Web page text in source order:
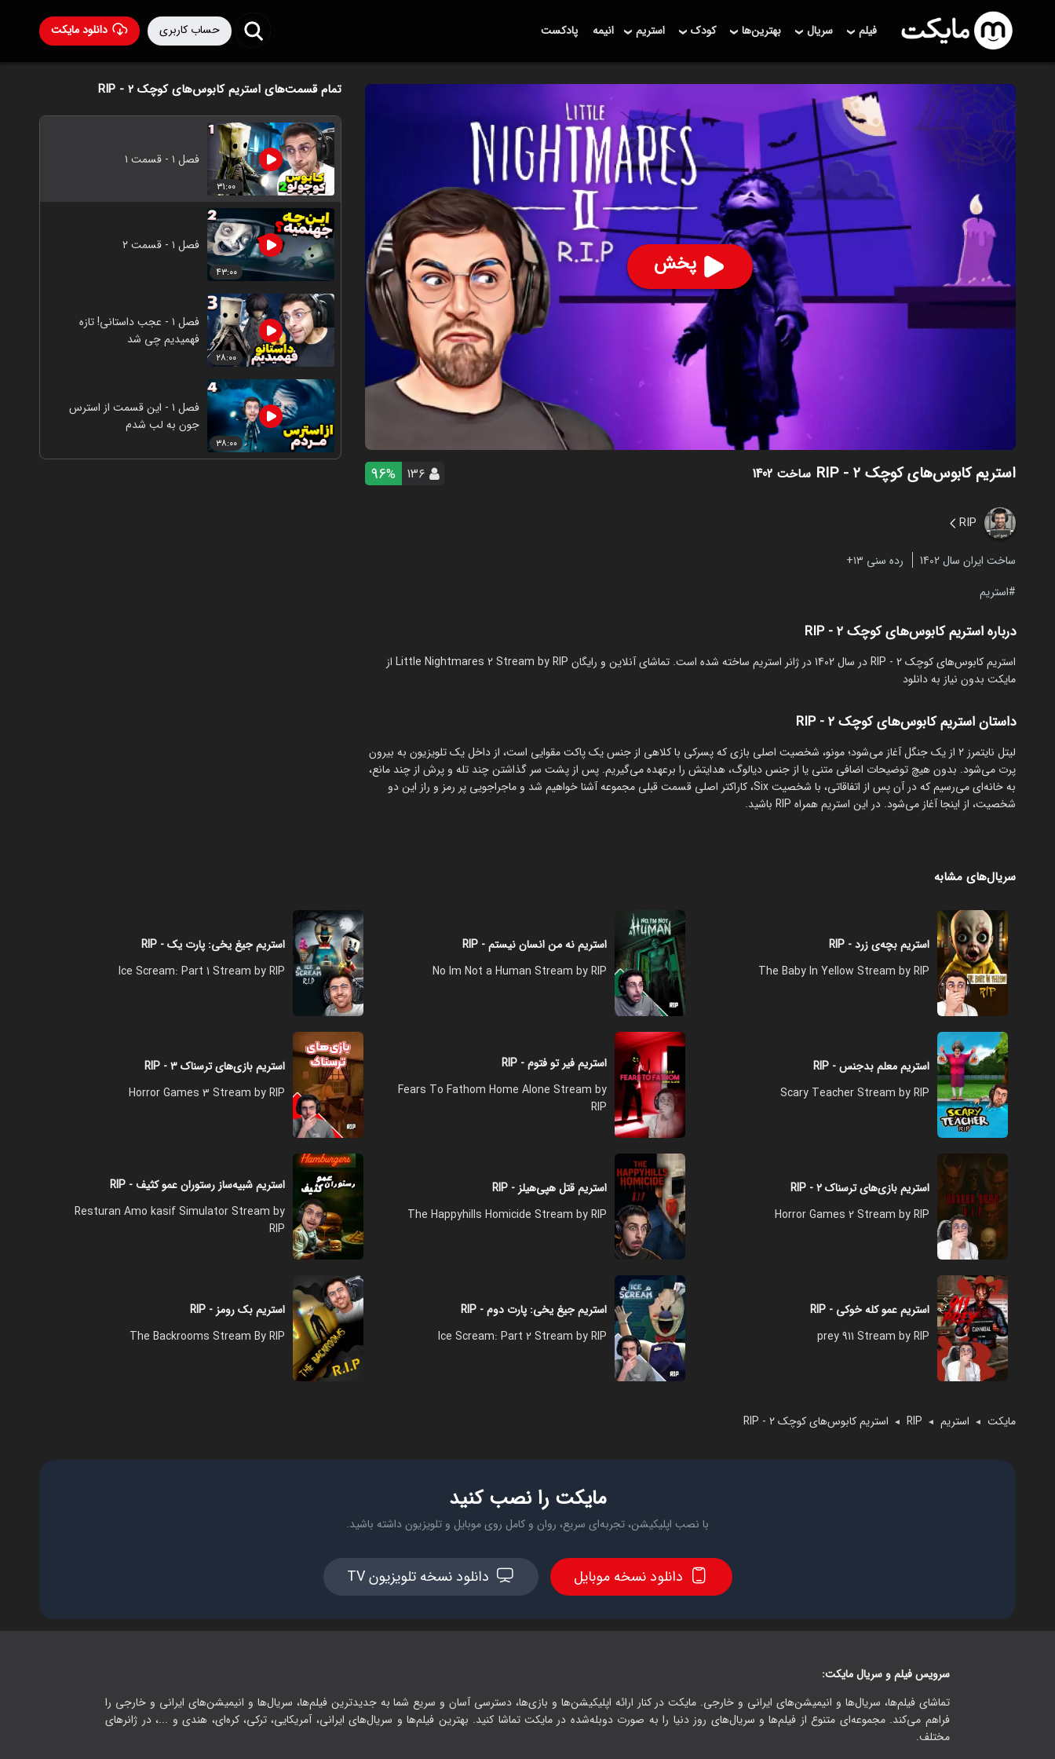
دانلود مایکت حساب کاربری فیلم سریال بهترین‌ها کودک استریم انیمه پادکست
پخش
استریم کابوس‌های کوچک ۲ - RIP ساخت 1402 ۱۳۶ 96%
RIP
ساخت ایران سال 1402
رده سنی ۱۳+
استریم
درباره استریم کابوس‌های کوچک ۲ - RIP
استریم کابوس‌های کوچک ۲ - RIP در سال 1402 در ژانر استریم ساخته شده است. تماشای آنلاین و رایگان Little Nightmares 2 Stream by RIP از
مایکت بدون نیاز به دانلود
داستان استریم کابوس‌های کوچک ۲ - RIP
‏لیتل نایتمرز ۲ از یک جنگل آغاز می‌شود؛ مونو، شخصیت اصلی بازی که پسرکی با کلاهی از جنس یک پاکت مقوایی است، از داخل یک تلویزیون به بیرون
پرت می‌شود. بدون هیچ توضیحات اضافی متنی یا از جنس دیالوگ، هدایتش را برعهده می‌گیریم. پس از پشت سر گذاشتن چند تله و پرش از چند مانع،
به خانه‌ای می‌رسیم که در آن پس از اتفاقاتی، با شخصیت Six، کاراکتر اصلی قسمت قبلی مجموعه آشنا خواهیم شد و ماجراجویی پر رمز و راز این دو
شخصیت، از اینجا آغاز می‌شود. در این استریم همراه RIP باشید.
تمام قسمت‌های استریم کابوس‌های کوچک ۲ - RIP
۳۱:۰۰
فصل ۱ - قسمت ۱
۴۳:۰۰
فصل ۱ - قسمت ۲
۲۸:۰۰
فصل ۱ - عجب داستانی! تازه
فهمیدیم چی شد
۳۸:۰۰
فصل ۱ - این قسمت از استرس
جون به لب شدم
سریال‌های مشابه
استریم بچه‌ی زرد - RIP
The Baby In Yellow Stream by RIP
استریم نه من انسان نیستم - RIP
No Im Not a Human Stream by RIP
استریم جیغ یخی: پارت یک - RIP
Ice Scream: Part 1 Stream by RIP
استریم معلم بدجنس - RIP
Scary Teacher Stream by RIP
استریم فیر تو فتوم - RIP
Fears To Fathom Home Alone Stream by
RIP
استریم بازی‌های ترسناک ۳ - RIP
Horror Games 3 Stream by RIP
استریم بازی‌های ترسناک ۲ - RIP
Horror Games 2 Stream by RIP
استریم قتل هپی‌هیلز - RIP
The Happyhills Homicide Stream by RIP
استریم شبیه‌ساز رستوران عمو کثیف - RIP
Resturan Amo kasif Simulator Stream by
RIP
استریم عمو کله خوکی - RIP
prey 911 Stream by RIP
استریم جیغ یخی: پارت دوم - RIP
Ice Scream: Part 2 Stream by RIP
استریم بک رومز - RIP
The Backrooms Stream By RIP
مایکت ◄ استریم ◄
RIP
◄ استریم کابوس‌های کوچک ۲ - RIP
مایکت را نصب کنید
با نصب اپلیکیشن، تجربه‌ای سریع، روان و کامل روی موبایل و تلویزیون داشته باشید.
دانلود نسخه موبایل دانلود نسخه تلویزیون TV
سرویس فیلم و سریال مایکت:
تماشای فیلم‌ها، سریال‌ها و انیمیشن‌های ایرانی و خارجی. مایکت در کنار ارائه اپلیکیشن‌ها و بازی‌ها، دسترسی آسان و سریع شما به جدیدترین فیلم‌ها، سریال‌ها و انیمیشن‌های ایرانی و خارجی را
فراهم می‌کند. مجموعه‌ای متنوع از فیلم‌ها و سریال‌های روز دنیا را به صورت دوبله‌شده در مایکت تماشا کنید. بهترین فیلم‌ها و سریال‌های ایرانی، آمریکایی، ترکی، کره‌ای، هندی و ...، در ژانرهای
مختلف.